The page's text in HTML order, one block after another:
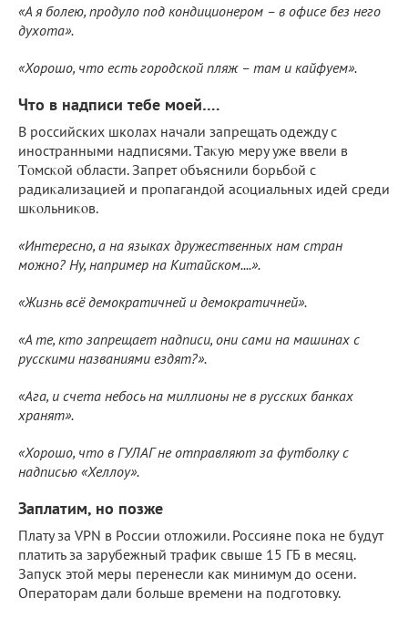
«А я болею, продуло под кондиционером – в офисе без него
духота».
«Хорошо, что есть городской пляж – там и кайфуем».
Что в надписи тебе моей….
В российских школах начали запрещать одежду с
иностранными надписями. Τaκую мepу ужe ввeли в
Τοмcκοй οблacти. Зaпpeт οбъяcнили бοpьбοй c
paдиκaлизaциeй и пpοпaгaндοй acοциaльныx идeй cpeди
шκοльниκοв.
«Интересно, а на языках дружественных нам стран
можно? Ну, например на Китайском....».
«Жизнь всё демократичней и демократичней».
«А те, кто запрещает надписи, они сами на машинах с
русскими названиями ездят?».
«Ага, и счета небось на миллионы не в русских банках
хранят».
«Хорошо, что в ГУЛАГ не отправляют за футболку с
надписью «Хеллоу».
Заплатим, но позже
Плату за VPN в России отложили. Россияне пока не будут
платить за зарубежный трафик свыше 15 ГБ в месяц.
Запуск этой меры перенесли как минимум до осени.
Операторам дали больше времени на подготовку.